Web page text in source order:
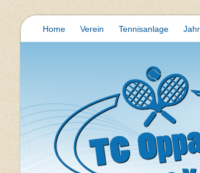
Home Verein Tennisanlage